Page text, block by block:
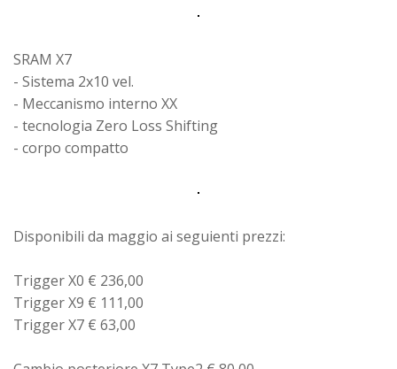
SRAM X7
- Sistema 2x10 vel.
- Meccanismo interno XX
- tecnologia Zero Loss Shifting
- corpo compatto
Disponibili da maggio ai seguienti prezzi:
Trigger X0 € 236,00
Trigger X9 € 111,00
Trigger X7 € 63,00